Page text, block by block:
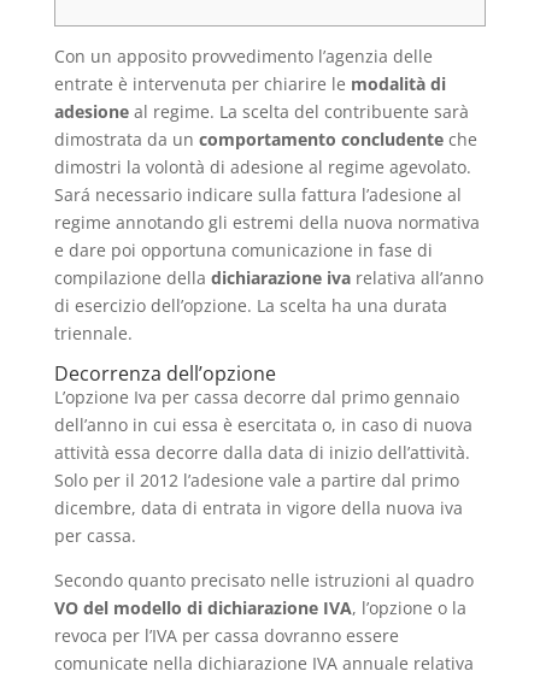
Con un apposito provvedimento l’agenzia delle
entrate è intervenuta per chiarire le modalità di
adesioneal regime. La scelta del contribuente sarà
dimostrata da un comportamento concludenteche
dimostri la volontà di adesione al regime agevolato.
Sará necessario indicare sulla fattura l’adesione al
regime annotando gli estremi della nuova normativa
e dare poi opportuna comunicazione in fase di
compilazione della dichiarazione iva relativa all’anno
di esercizio dell’opzione. La scelta ha una durata
triennale.
Decorrenza dell’opzione
L’opzione Iva per cassa decorre dal primo gennaio
dell’anno in cui essa è esercitata o, in caso di nuova
attività essa decorre dalla data di inizio dell’attività.
Solo per il 2012 l’adesione vale a partire dal primo
dicembre, data di entrata in vigore della nuova iva
per cassa.
Secondo quanto precisato nelle istruzioni al quadro
VO del modello di dichiarazione IVA, l’opzione o la
revoca per l’IVA per cassa dovranno essere
comunicate nella dichiarazione IVA annuale relativa